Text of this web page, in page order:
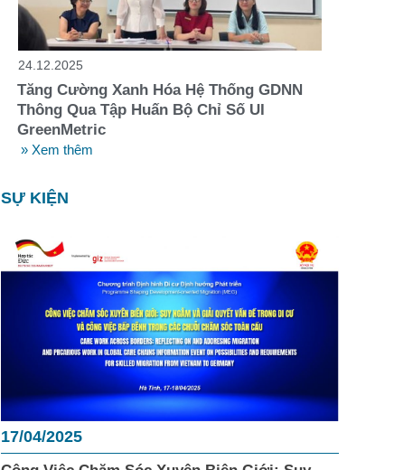
24.12.2025
Tăng Cường Xanh Hóa Hệ Thống GDNN
Thông Qua Tập Huấn Bộ Chỉ Số UI
GreenMetric
» Xem thêm
SỰ KIỆN
17/04/2025